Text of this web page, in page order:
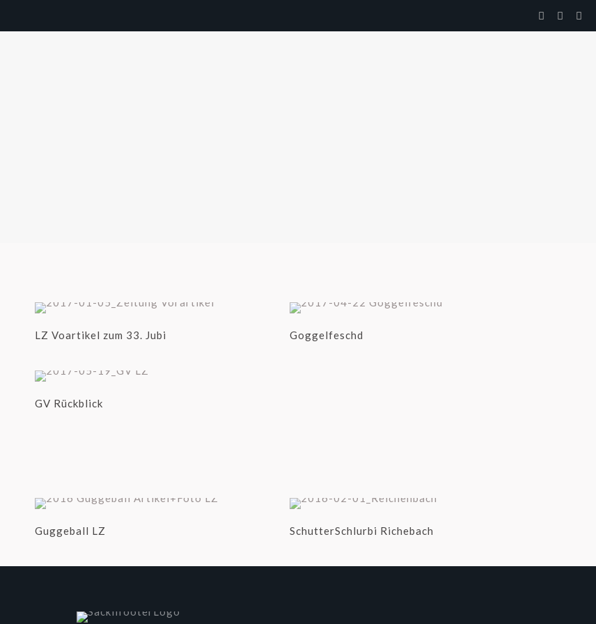
LZ Voartikel zum 33. Jubi Goggelfeschd
GV Rückblick
Guggeball LZ SchutterSchlurbi Richebach